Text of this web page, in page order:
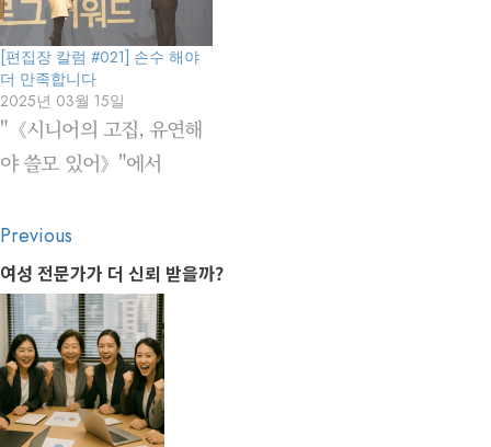
[편집장 칼럼 #021] 손수 해야
더 만족합니다
2025년 03월 15일
"《시니어의 고집, 유연해
야 쓸모 있어》"에서
Post
navigation
Previous
post:
여성 전문가가 더 신뢰 받을까?